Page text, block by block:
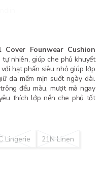
Founwear Cushion
nhiên, giúp che phủ khuyết
hạt phấn siêu nhỏ giúp lớp
da mềm mịn suốt ngày dài.
đều màu, mượt mà ngay
thích lớp nền che phủ tốt
Lingerie
21N Linen